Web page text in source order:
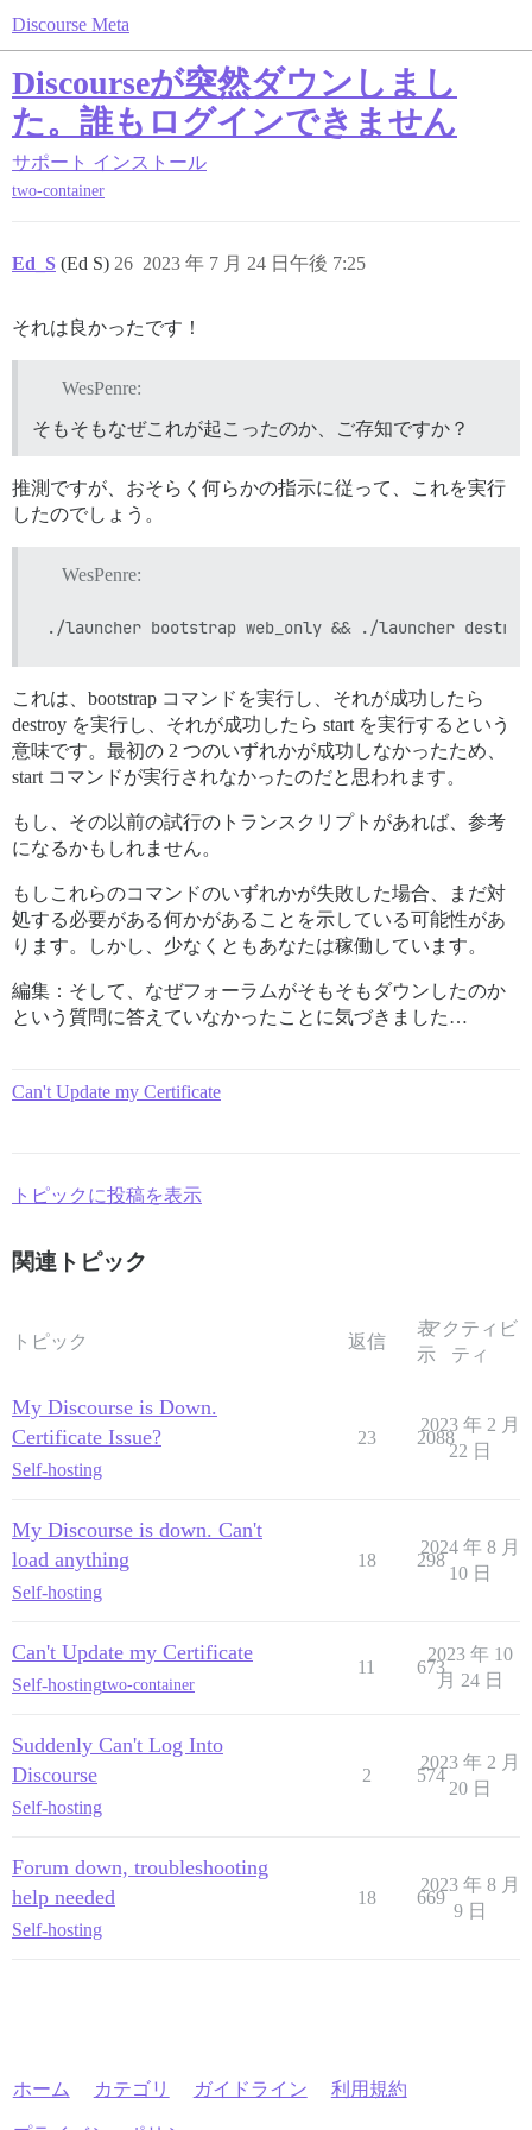
Discourse Meta
Discourseが突然ダウンしまし
た。誰もログインできません
サポート インストール
two-container
Ed_S (Ed S) 2023 年 7 月 24 日午後 7:25
26
それは良かったです！
WesPenre:
そもそもなぜこれが起こったのか、ご存知ですか？
推測ですが、おそらく何らかの指示に従って、これを実行
したのでしょう。
WesPenre:
これは、bootstrap コマンドを実行し、それが成功したら
destroy を実行し、それが成功したら start を実行するという
意味です。最初の 2 つのいずれかが成功しなかったため、
start コマンドが実行されなかったのだと思われます。
もし、その以前の試行のトランスクリプトがあれば、参考
になるかもしれません。
もしこれらのコマンドのいずれかが失敗した場合、まだ対
処する必要がある何かがあることを示している可能性があ
ります。しかし、少なくともあなたは稼働しています。
編集：そして、なぜフォーラムがそもそもダウンしたのか
という質問に答えていなかったことに気づきました…
Can't Update my Certificate
トピックに投稿を表示
関連トピック
トピック 返信
表
示
アクティビ
ティ
My Discourse is Down.
Certificate Issue?
Self-hosting
23 2088
2023 年 2 月
22 日
My Discourse is down. Can't
load anything
Self-hosting
18 298
2024 年 8 月
10 日
Can't Update my Certificate
Self-hostingtwo-container
11 673
2023 年 10
月 24 日
Suddenly Can't Log Into
Discourse
Self-hosting
2 574
2023 年 2 月
20 日
Forum down, troubleshooting
help needed
Self-hosting
18 669
2023 年 8 月
9 日
ホーム カテゴリ ガイドライン 利用規約